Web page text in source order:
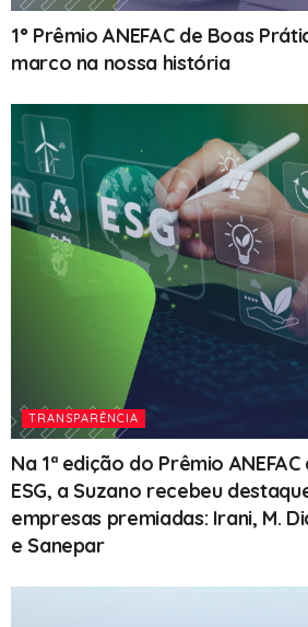
1° Prêmio ANEFAC de Boas
marco na nossa história
TRANSPARÊNCIA
Na 1ª edição do Prêmio
ESG, a Suzano recebeu
empresas premiadas: Irani, M.
e Sanepar